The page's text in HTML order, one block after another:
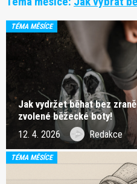
TÉMA MĚSÍCE
Jak vydržet běhat bez
zvolené běžecké boty!
12. 4. 2026 Redakce
TÉMA MĚSÍCE